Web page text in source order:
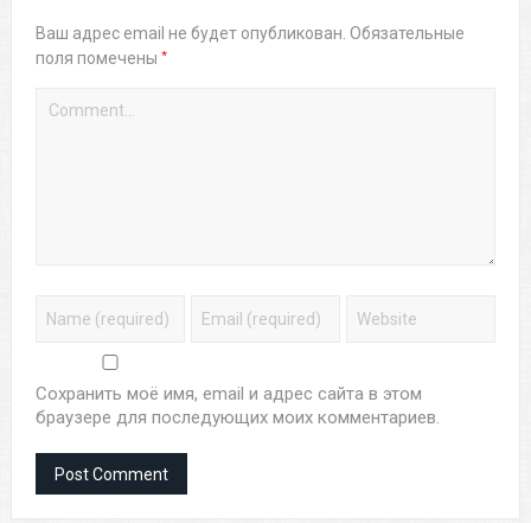
Ваш адрес email не будет опубликован. Обязательные
поля помечены *
Сохранить моё имя, email и адрес сайта в этом
браузере для последующих моих комментариев.